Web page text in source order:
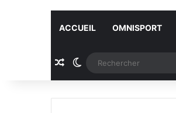
ACCUEIL OMNISPORT
Article Aléatoire
Switch skin